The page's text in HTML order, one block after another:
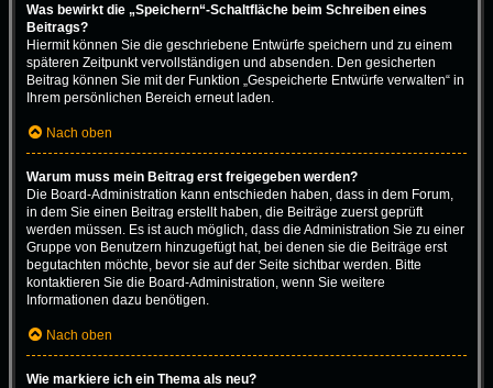
Was bewirkt die „Speichern“-Schaltfläche beim Schreiben eines
Beitrags?
Hiermit können Sie die geschriebene Entwürfe speichern und zu einem
späteren Zeitpunkt vervollständigen und absenden. Den gesicherten
Beitrag können Sie mit der Funktion „Gespeicherte Entwürfe verwalten“ in
Ihrem persönlichen Bereich erneut laden.
Nach oben
Warum muss mein Beitrag erst freigegeben werden?
Die Board-Administration kann entschieden haben, dass in dem Forum,
in dem Sie einen Beitrag erstellt haben, die Beiträge zuerst geprüft
werden müssen. Es ist auch möglich, dass die Administration Sie zu einer
Gruppe von Benutzern hinzugefügt hat, bei denen sie die Beiträge erst
begutachten möchte, bevor sie auf der Seite sichtbar werden. Bitte
kontaktieren Sie die Board-Administration, wenn Sie weitere
Informationen dazu benötigen.
Nach oben
Wie markiere ich ein Thema als neu?